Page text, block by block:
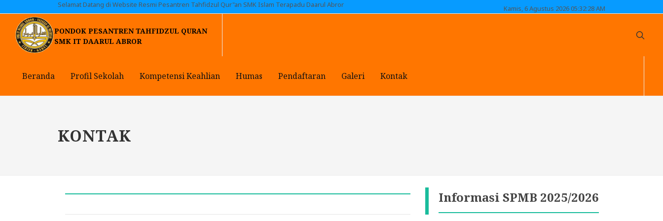
Selamat Datang di Website Resmi Pesantren Tahfidzul Qur"an SMK Islam Terapadu Daarul Abror Kamis, 6 Agustus 2026 05:32:29 AM
PONDOK PESANTREN TAHFIDZUL QURAN
SMK IT DAARUL ABROR
Beranda Profil Sekolah Kompetensi Keahlian Humas Pendaftaran Galeri Kontak
KONTAK
Informasi SPMB 2025/2026